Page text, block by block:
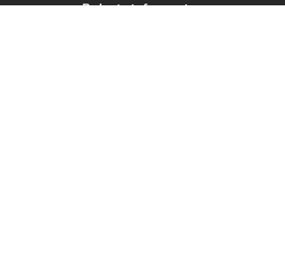
Boletín informativo